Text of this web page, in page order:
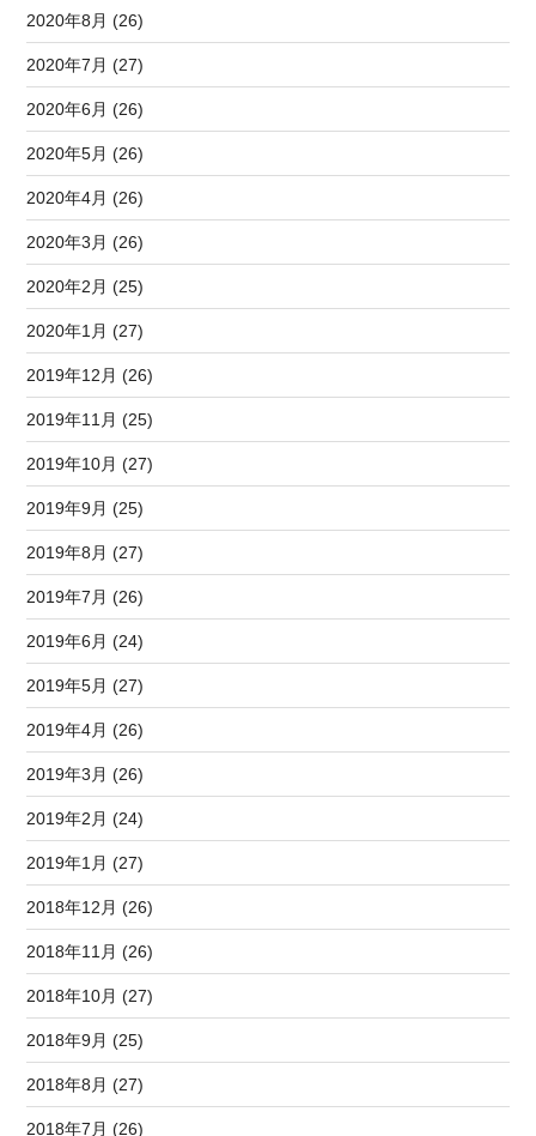
2020年8月 (26)
2020年7月 (27)
2020年6月 (26)
2020年5月 (26)
2020年4月 (26)
2020年3月 (26)
2020年2月 (25)
2020年1月 (27)
2019年12月 (26)
2019年11月 (25)
2019年10月 (27)
2019年9月 (25)
2019年8月 (27)
2019年7月 (26)
2019年6月 (24)
2019年5月 (27)
2019年4月 (26)
2019年3月 (26)
2019年2月 (24)
2019年1月 (27)
2018年12月 (26)
2018年11月 (26)
2018年10月 (27)
2018年9月 (25)
2018年8月 (27)
2018年7月 (26)